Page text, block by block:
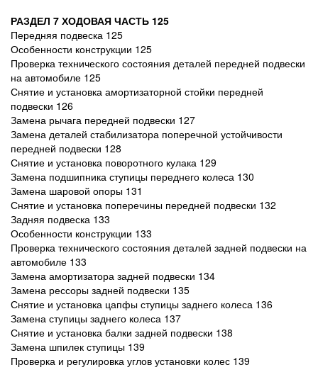
РАЗДЕЛ 7 ХОДОВАЯ ЧАСТЬ 125
Передняя подвеска 125
Особенности конструкции 125
Проверка технического состояния деталей передней подвески
на автомобиле 125
Снятие и установка амортизаторной стойки передней
подвески 126
Замена рычага передней подвески 127
Замена деталей стабилизатора поперечной устойчивости
передней подвески 128
Снятие и установка поворотного кулака 129
Замена подшипника ступицы переднего колеса 130
Замена шаровой опоры 131
Снятие и установка поперечины передней подвески 132
Задняя подвеска 133
Особенности конструкции 133
Проверка технического состояния деталей задней подвески на
автомобиле 133
Замена амортизатора задней подвески 134
Замена рессоры задней подвески 135
Снятие и установка цапфы ступицы заднего колеса 136
Замена ступицы заднего колеса 137
Снятие и установка балки задней подвески 138
Замена шпилек ступицы 139
Проверка и регулировка углов установки колес 139